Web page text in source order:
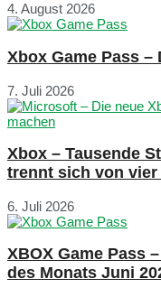
4. August 2026
Xbox Game Pass –
7. Juli 2026
Xbox – Tausende
trennt sich von
6. Juli 2026
XBOX Game Pass
des Monats Juni